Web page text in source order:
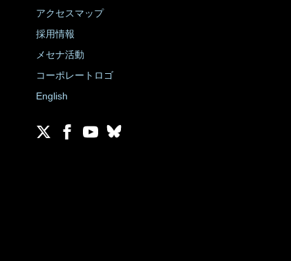
アクセスマップ
採用情報
メセナ活動
コーポレートロゴ
English